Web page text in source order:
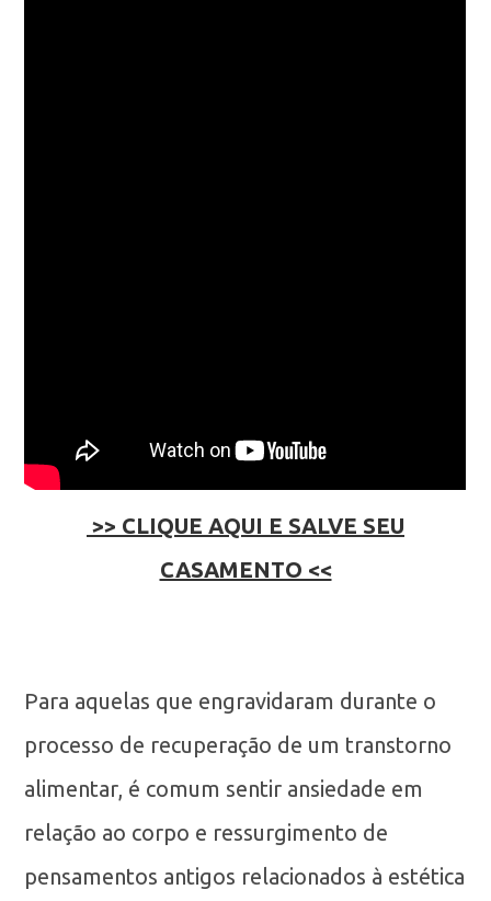
>> CLIQUE AQUI E SALVE SEU
CASAMENTO <<
Para aquelas que engravidaram durante o
processo de recuperação de um transtorno
alimentar, é comum sentir ansiedade em
relação ao corpo e ressurgimento de
pensamentos antigos relacionados à estética